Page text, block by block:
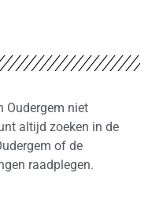
Oudergem niet
altijd zoeken in de
of de
raadplegen.